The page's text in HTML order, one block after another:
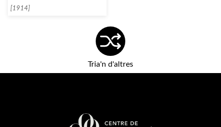
[1914]
Tria'n d'altres